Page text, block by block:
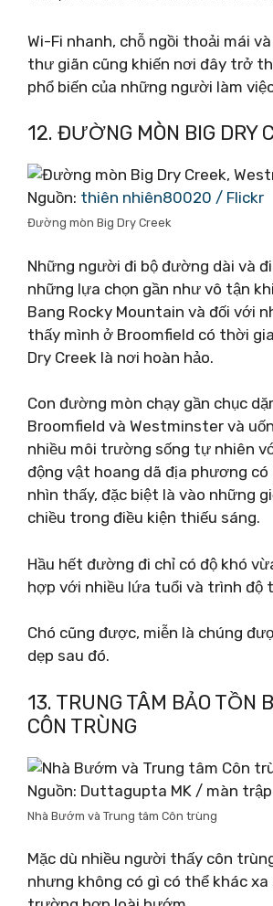
Wi-Fi nhanh, chỗ ngồi thoải mái
thư giãn cũng khiến nơi đây trở
phổ biến của những người làm
12. ĐƯỜNG MÒN BIG DRY
Nguồn: thiên nhiên80020 / Flickr
Đường mòn Big Dry Creek
Những người đi bộ đường dài và
những lựa chọn gần như vô tận
Bang Rocky Mountain và đối với
thấy mình ở Broomfield có thời
Dry Creek là nơi hoàn hảo.
Con đường mòn chạy gần chục
Broomfield và Westminster và
nhiều môi trường sống tự nhiên
động vật hoang dã địa phương có
nhìn thấy, đặc biệt là vào những
chiều trong điều kiện thiếu sáng.
Hầu hết đường đi chỉ có độ khó
hợp với nhiều lứa tuổi và trình độ
Chó cũng được, miễn là chúng
dẹp sau đó.
13. TRUNG TÂM BẢO TỒN
CÔN TRÙNG
Nguồn: Duttagupta MK / màn trập
Nhà Bướm và Trung tâm Côn trùng
Mặc dù nhiều người thấy côn
nhưng không có gì có thể khác